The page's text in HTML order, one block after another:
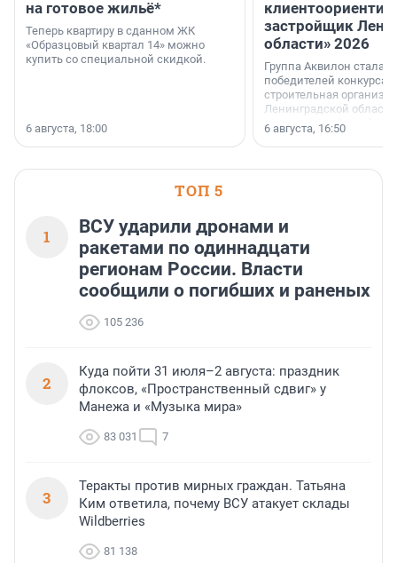
на готовое жильё*
Теперь квартиру в сданном ЖК
«Образцовый квартал 14» можно
купить со специальной скидкой.
6 августа, 18:00
застройщик
области» 2026
Группа Аквилон стала
победителей конкурса
строительная
Ленинградской области
номинации «Самый
застройщик
области».
6 августа, 16:50
ТОП 5
1
ВСУ ударили дронами и
ракетами по одиннадцати
регионам России. Власти
сообщили о погибших и раненых
105 236
2
Куда пойти 31 июля–2 августа: праздник
флоксов, «Пространственный сдвиг» у
Манежа и «Музыка мира»
83 031 7
3
Теракты против мирных граждан. Татьяна
Ким ответила, почему ВСУ атакует склады
Wildberries
81 138